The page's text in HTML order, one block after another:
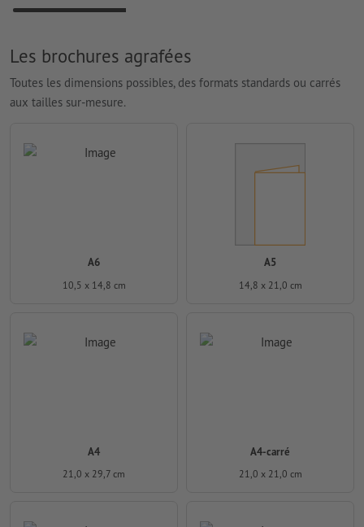
Les brochures agrafées
Toutes les dimensions possibles, des formats standards ou carrés
aux tailles sur-mesure.
A6
10,5 x 14,8 cm
A5
14,8 x 21,0 cm
A4
21,0 x 29,7 cm
A4-carré
21,0 x 21,0 cm